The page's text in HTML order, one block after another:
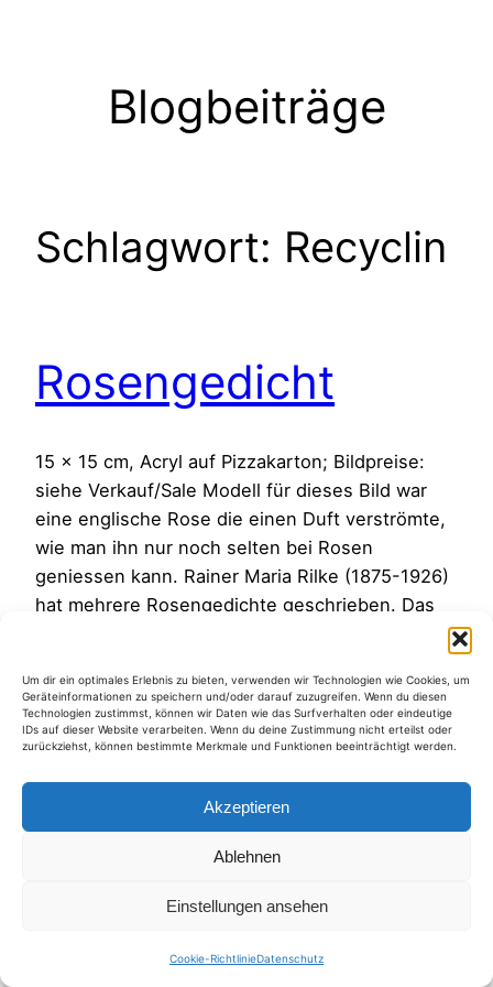
Um dir ein optimales Erlebnis zu bieten, verwenden wir Technologien wie Cookies, um
Geräteinformationen zu speichern und/oder darauf zuzugreifen. Wenn du diesen
Technologien zustimmst, können wir Daten wie das Surfverhalten oder eindeutige
IDs auf dieser Website verarbeiten. Wenn du deine Zustimmung nicht erteilst oder
zurückziehst, können bestimmte Merkmale und Funktionen beeinträchtigt werden.
Akzeptieren
Ablehnen
Einstellungen ansehen
Cookie-RichtlinieDatenschutz
Blogbeiträge
Schlagwort: Recyclin
Rosengedicht
15 x 15 cm, Acryl auf Pizzakarton; Bildpreise:
siehe Verkauf/Sale Modell für dieses Bild war
eine englische Rose die einen Duft verströmte,
wie man ihn nur noch selten bei Rosen
geniessen kann. Rainer Maria Rilke (1875-1926)
hat mehrere Rosengedichte geschrieben. Das
5. November 2012